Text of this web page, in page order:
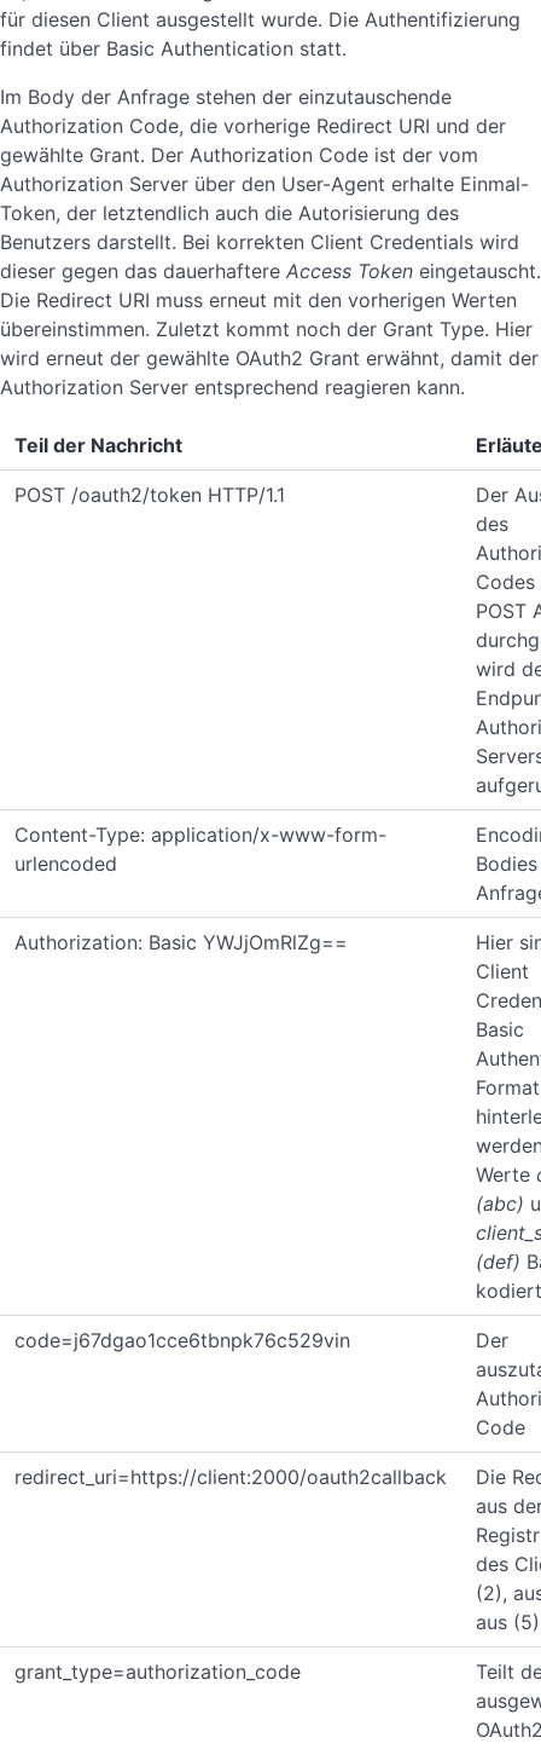
für diesen Client ausgestellt wurde. Die Authentifizierung
findet über Basic Authentication statt.
Im Body der Anfrage stehen der einzutauschende
Authorization Code, die vorherige Redirect URI und der
gewählte Grant. Der Authorization Code ist der vom
Authorization Server über den User-Agent erhalte Einmal-
Token, der letztendlich auch die Autorisierung des
Benutzers darstellt. Bei korrekten Client Credentials wird
dieser gegen das dauerhaftere Access Token eingetauscht.
Die Redirect URI muss erneut mit den vorherigen Werten
übereinstimmen. Zuletzt kommt noch der Grant Type. Hier
wird erneut der gewählte OAuth2 Grant erwähnt, damit der
Authorization Server entsprechend reagieren kann.
Teil der Nachricht
POST /oauth2/token HTTP/1.1
Der
des
POST
wird
Content-Type: application/x-www-form-
urlencoded
Authorization: Basic YWJjOmRlZg==
Hier
Client
Basic
Format
Werte
(abc)
(def)
code=j67dgao1cce6tbnpk76c529vin
Der
Code
redirect_uri=https://client:2000/oauth2callback
Die
aus
des
(2),
aus (5)
grant_type=authorization_code
Teilt